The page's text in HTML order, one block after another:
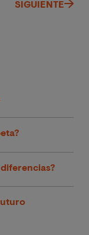
SIGUIENTE
diferencias?